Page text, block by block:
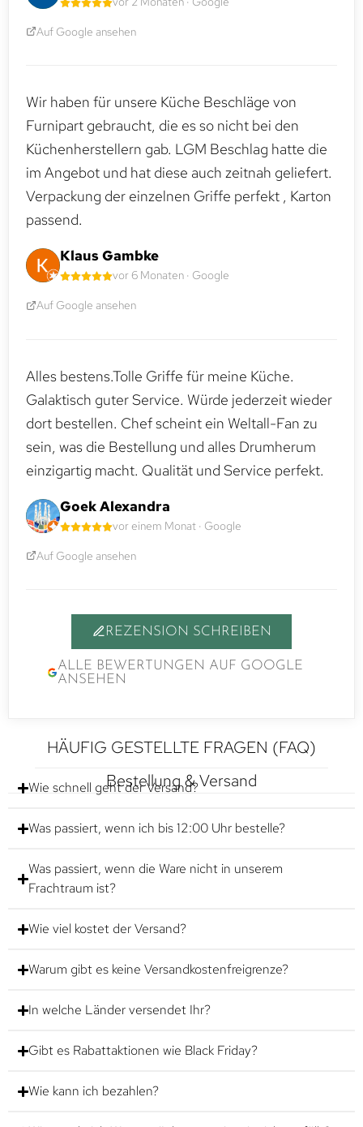
Auf Google ansehen
Wir haben für unsere Küche Beschläge von
Furnipart gebraucht, die es so nicht bei den
Küchenherstellern gab. LGM Beschlag hatte die
im Angebot und hat diese auch zeitnah geliefert.
Verpackung der einzelnen Griffe perfekt , Karton
passend.
Klaus Gambke
vor 6 Monaten · Google
Auf Google ansehen
Alles bestens.Tolle Griffe für meine Küche.
Galaktisch guter Service. Würde jederzeit wieder
dort bestellen. Chef scheint ein Weltall-Fan zu
sein, was die Bestellung und alles Drumherum
einzigartig macht. Qualität und Service perfekt.
Goek Alexandra
vor einem Monat · Google
Auf Google ansehen
REZENSION SCHREIBEN
ALLE BEWERTUNGEN AUF GOOGLE
ANSEHEN
HÄUFIG GESTELLTE FRAGEN (FAQ)
Bestellung & Versand
Wie schnell geht der Versand?
Was passiert, wenn ich bis 12:00 Uhr bestelle?
Was passiert, wenn die Ware nicht in unserem
Frachtraum ist?
Wie viel kostet der Versand?
Warum gibt es keine Versandkostenfreigrenze?
In welche Länder versendet Ihr?
Gibt es Rabattaktionen wie Black Friday?
Wie kann ich bezahlen?